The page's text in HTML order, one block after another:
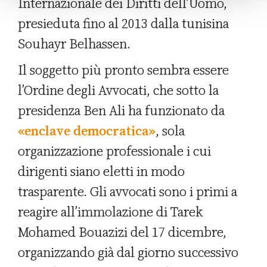
presieduta fino al 2013 dalla tunisina
Souhayr Belhassen.
Il soggetto più pronto sembra essere
l’Ordine degli Avvocati, che sotto la
presidenza Ben Ali ha funzionato da
«enclave democratica», sola
organizzazione professionale i cui
dirigenti siano eletti in modo
trasparente. Gli avvocati sono i primi a
reagire all’immolazione di Tarek
Mohamed Bouazizi del 17 dicembre,
organizzando già dal giorno successivo